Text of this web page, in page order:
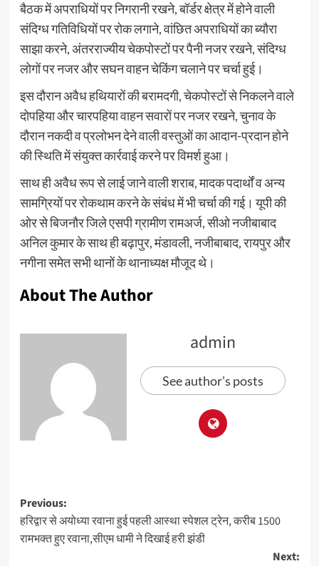
बैठक में अपराधियों पर निगरानी रखने, बॉर्डर क्षेत्र में होने वाली
संदिग्ध गतिविधियों पर रोक लगाने, वांछित अपराधियों का ब्यौरा
साझा करने, अंतरराज्यीय चेकपोस्टों पर पैनी नजर रखने, संदिग्ध
लोगों पर नजर और सघन वाहन चेकिंग चलाने पर चर्चा हुई।
इस दौरान अवैध हथियारों की बरामदगी, चेकपोस्टों से निकलने वाले
दोपहिया और चारपहिया वाहन सवारों पर नजर रखने, चुनाव के
दौरान नकदी व प्रलोभन देने वाली वस्तुओं का आदान-प्रदान होने
की स्थिति में संयुक्त कार्रवाई करने पर विमर्श हुआ।
साथ ही अवैध रूप से लाई जाने वाली शराब, मादक पदार्थों व अन्य
सामग्रियों पर रोकथाम करने के संबंध में भी चर्चा की गई। यूपी की
ओर से बिजनौर जिले एसपी ग्रामीण रामअर्ज, सीओ नजीबाबाद
अनिल कुमार के साथ ही बढ़ापुर, मंडावली, नजीबाबाद, रायपुर और
नगीना समेत सभी थानों के थानाध्यक्ष मौजूद थे।
About The Author
admin
See author's posts
Previous:
हरिद्वार से अयोध्या रवाना हुई पहली आस्था स्पेशल ट्रेन, करीब 1500
रामभक्त हुए रवाना,सीएम धामी ने दिखाई हरी झंडी
Next: